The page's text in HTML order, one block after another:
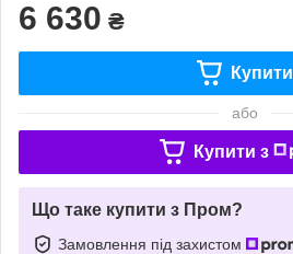
6 630 ₴
Купити
або
Купити з
Що таке купити з Пром?
Замовлення під захистом